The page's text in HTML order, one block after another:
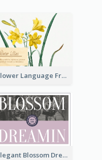
Flower Language Friendship Postcard
Elegant Blossom Dreamy Design Postcard